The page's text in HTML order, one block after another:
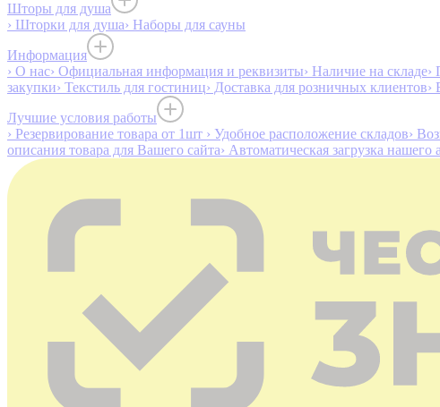
Шторы для душа
› Шторки для душа› Наборы для сауны
Информация
› О нас› Официальная информация и реквизиты› Наличие на складе›
закупки› Текстиль для гостиниц› Доставка для розничных клиентов›
Лучшие условия работы
› Резервирование товара от 1шт › Удобное расположение складов›
описания товара для Вашего сайта› Автоматическая загрузка